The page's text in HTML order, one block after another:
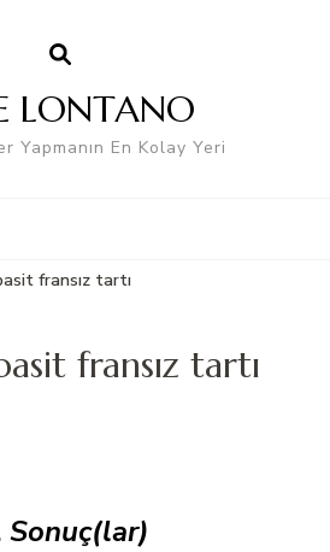
LONTANO
Yapmanın En Kolay Yeri
fransız tartı
fransız tartı
Sonuç(lar)